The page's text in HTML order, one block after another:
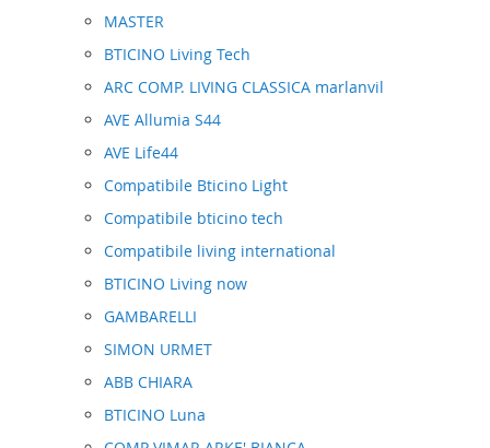
MASTER
BTICINO Living Tech
ARC COMP. LIVING CLASSICA marlanvil
AVE Allumia S44
AVE Life44
Compatibile Bticino Light
Compatibile bticino tech
Compatibile living international
BTICINO Living now
GAMBARELLI
SIMON URMET
ABB CHIARA
BTICINO Luna